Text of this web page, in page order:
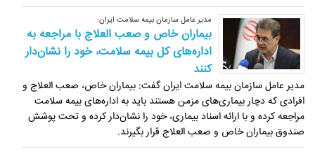
مدیر عامل سازمان بیمه سلامت ایران:
بیماران خاص و صعب العلاج با مراجعه به
اداره‌های کل بیمه سلامت، خود را نشان‌دار
کنند
مدیر عامل سازمان بیمه سلامت ایران گفت: بیماران خاص، صعب العلاج و
افرادی که دچار بیماری‌های مزمن هستند باید به اداره‌های بیمه سلامت
مراجعه کرده و با ارائه اسناد بیماری، خود را نشان‌دار کرده و تحت پوشش
صندوق بیماران خاص و صعب العلاج قرار بگیرند.